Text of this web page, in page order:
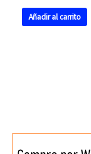
Añadir al carrito